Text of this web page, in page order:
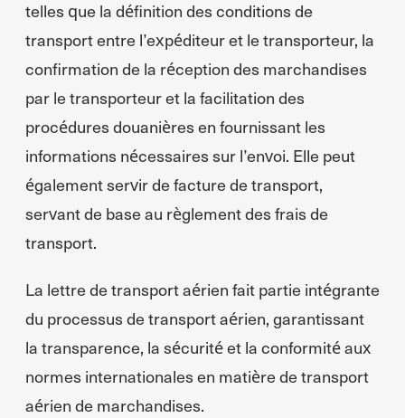
telles que la définition des conditions de
transport entre l’expéditeur et le transporteur, la
confirmation de la réception des marchandises
par le transporteur et la facilitation des
procédures douanières en fournissant les
informations nécessaires sur l’envoi. Elle peut
également servir de facture de transport,
servant de base au règlement des frais de
transport.
La lettre de transport aérien fait partie intégrante
du processus de transport aérien, garantissant
la transparence, la sécurité et la conformité aux
normes internationales en matière de transport
aérien de marchandises.